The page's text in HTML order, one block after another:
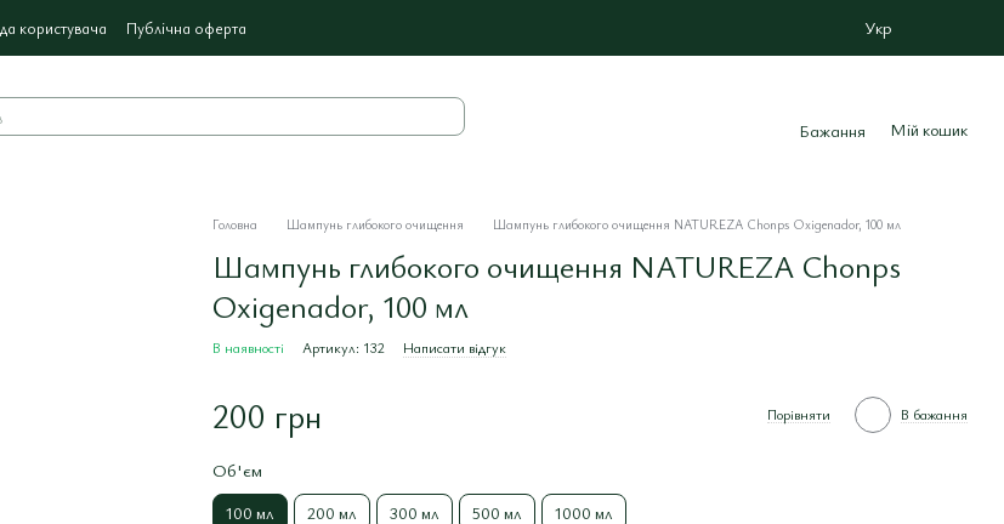
користувача Публічна оферта Укр
Бажання Мій кошик
Головна Шампунь глибокого очищення Шампунь глибокого очищення NATUREZA Chonps Oxigenador, 100 мл
Шампунь глибокого очищення NATUREZA Chonps
Oxigenador, 100 мл
В наявності Артикул: 132 Написати відгук
200 грн Порівняти В бажання
Об'єм
100 мл 200 мл 300 мл 500 мл 1000 мл